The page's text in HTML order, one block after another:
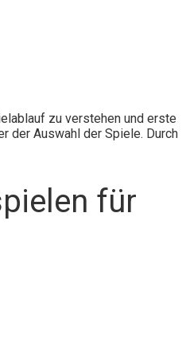
zu verstehen und erste
der Auswahl der Spiele. Durch
für